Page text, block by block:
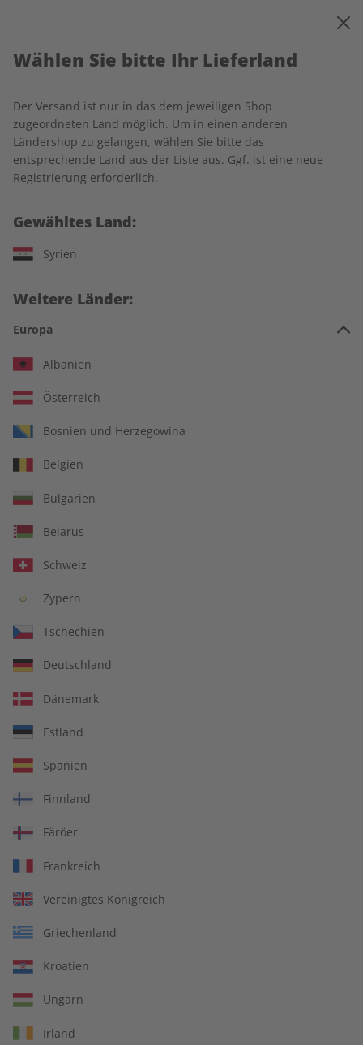
Startseite Ecos Wunschabo
Jetzt Ihr ECOS-Wunschabo
Für wen ist das Abo?
Alles inklusive: eMagazine, digitales
Übungsheft und Audiotrainer
14 Ausgaben pro Jahr
Bequem lesen auf jedem Gerät
Jederzeit monatlich kündbar
9,99 €
Wählen Sie bitte Ihr Lieferland
Der Versand ist nur in das dem jeweiligen Shop
zugeordneten Land möglich. Um in einen anderen
Ländershop zu gelangen, wählen Sie bitte das
entsprechende Land aus der Liste aus. Ggf. ist eine neue
Registrierung erforderlich.
Gewähltes Land:
Syrien
Weitere Länder:
Europa
Albanien
Österreich
Bosnien und Herzegowina
Belgien
Bulgarien
Belarus
Schweiz
Zypern
Tschechien
Deutschland
Dänemark
Estland
Spanien
Finnland
Färöer
Frankreich
Vereinigtes Königreich
Griechenland
Kroatien
Ungarn
Irland